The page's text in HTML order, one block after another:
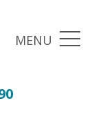
MENU